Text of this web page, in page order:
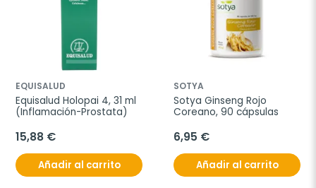
EQUISALUD
Equisalud Holopai 4, 31 ml
(Inflamación-Prostata)
15,88 €
Añadir al carrito
SOTYA
Sotya Ginseng Rojo
Coreano, 90 cápsulas
6,95 €
Añadir al carrito